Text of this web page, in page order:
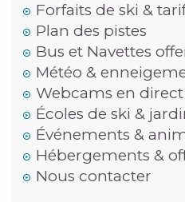
Forfaits de ski &
Plan des pistes
Bus et Navettes
Météo &
Webcams en direct
Écoles de ski &
Événements &
Hébergements &
Nous contacter